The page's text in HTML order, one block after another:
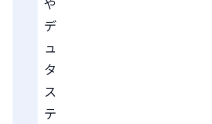
デ
ュ
タ
ス
テ